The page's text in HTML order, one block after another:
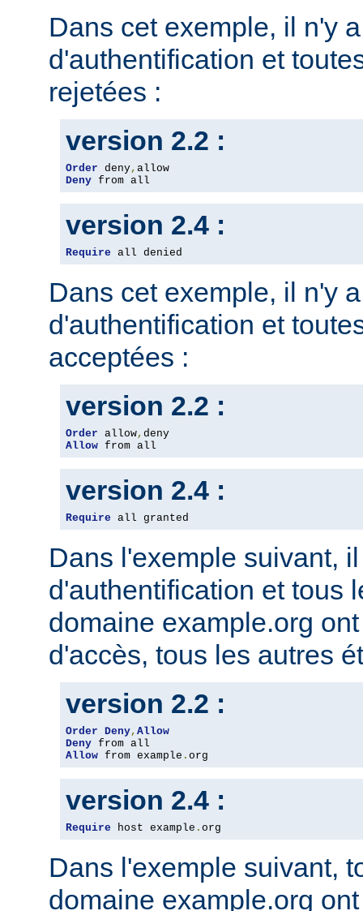
Dans cet exemple, il n'y
d'authentification et
rejetées :
version 2.2 :
Order deny,
Deny from all
version 2.4 :
Require all denied
Dans cet exemple, il n'y
d'authentification et
acceptées :
version 2.2 :
Order allow,
Allow from all
version 2.4 :
Require all granted
Dans l'exemple suivant,
d'authentification et tous
domaine example.org
d'accès, tous les autres
version 2.2 :
Order Deny, Allow
Deny
Allow from example . org
version 2.4 :
Require host example . org
Dans l'exemple suivant,
domaine example.org